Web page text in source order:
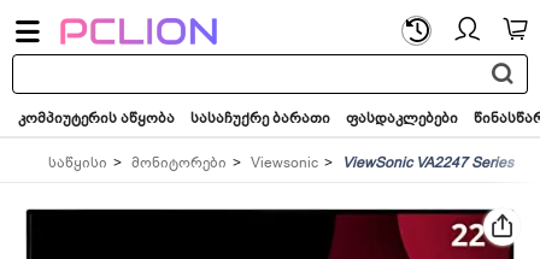
საძიებო
სიტყვა...
კომპიუტერის აწყობა სასაჩუქრე ბარათი ფასდაკლებები
საწყისი მონიტორები Viewsonic ViewSonic VA2247 Series